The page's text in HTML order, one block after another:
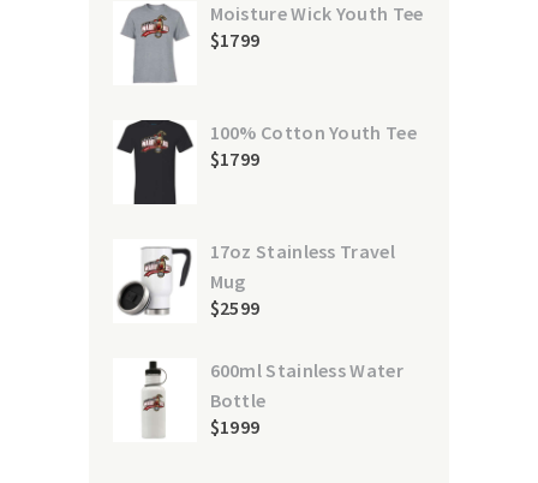
Moisture Wick Youth Tee
$1799
100% Cotton Youth Tee
$1799
17oz Stainless Travel
Mug
$2599
600ml Stainless Water
Bottle
$1999